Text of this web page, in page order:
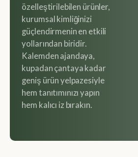
özelleştirilebilen ürünler,
kurumsal kimliğinizi
güçlendirmenin en etkili
yollarından biridir.
Kalemden ajandaya,
kupadan çantaya kadar
geniş ürün yelpazesiyle
hem tanıtımınızı yapın
hem kalıcı iz bırakın.